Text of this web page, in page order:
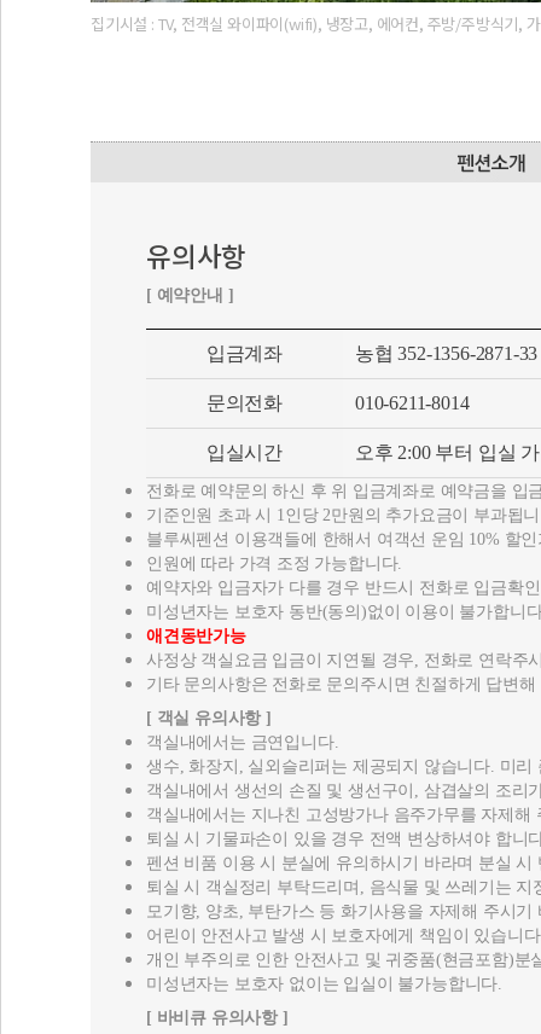
유의사항
입실시간 오후 2:00 부터 입실
전화로 예약문의 하신 후 위 입금계좌로 예약금을 입
기준인원 초과 시 1인당 2만원의 추가요금이 부과됩
블루씨펜션 이용객들에 한해서 여객선 운임 10% 할
인원에 따라 가격 조정 가능합니다.
예약자와 입금자가 다를 경우 반드시 전화로 입금확
미성년자는 보호자 동반(동의)없이 이용이 불가합니
애견동반가능
사정상 객실요금 입금이 지연될 경우, 전화로 연락주
기타 문의사항은 전화로 문의주시면 친절하게 답변
[ 객실 유의사항 ]
객실내에서는 금연입니다.
생수, 화장지, 실외슬리퍼는 제공되지 않습니다. 미리
객실내에서 생선의 손질 및 생선구이, 삼겹살의 조리
객실내에서는 지나친 고성방가나 음주가무를 자제해
퇴실 시 기물파손이 있을 경우 전액 변상하셔야 합니
펜션 비품 이용 시 분실에 유의하시기 바라며 분실
퇴실 시 객실정리 부탁드리며, 음식물 및 쓰레기는
모기향, 양초, 부탄가스 등 화기사용을 자제해 주시기
어린이 안전사고 발생 시 보호자에게 책임이 있습니
개인 부주의로 인한 안전사고 및 귀중품(현금포함)
미성년자는 보호자 없이는 입실이 불가능합니다.
[ 바비큐 유의사항 ]
바비큐 : 25,000원 (주말 및 성수기 30,000원) 숯, 석쇠
숯을 준비해오시는 분은 이용료가 부과됩니다.
야외에서 크게 떠드는 일은 다른 손님들을 위해 삼가
야외고기굽기는 정해진 장소에서만 가능합니다.
[ 낚싯대 대여안내 ]